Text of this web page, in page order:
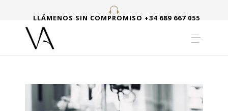
LLÁMENOS SIN COMPROMISO +34 689 667 055